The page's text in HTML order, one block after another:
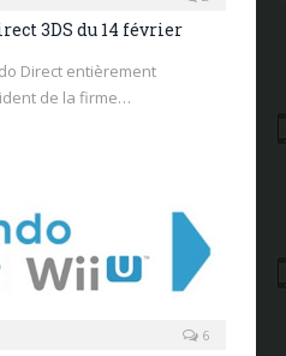
3DS du 14 février
Direct entièrement
de la firme…
6